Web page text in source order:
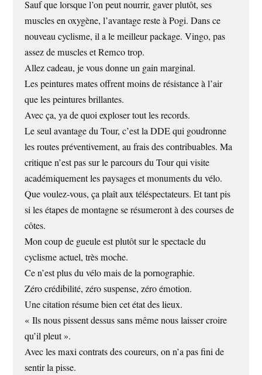
Sauf que lorsque l’on peut nourrir, gaver plutôt, ses
muscles en oxygène, l’avantage reste à Pogi. Dans ce
nouveau cyclisme, il a le meilleur package. Vingo, pas
assez de muscles et Remco trop.
Allez cadeau, je vous donne un gain marginal.
Les peintures mates offrent moins de résistance à l’air
que les peintures brillantes.
Avec ça, ya de quoi exploser tout les records.
Le seul avantage du Tour, c’est la DDE qui goudronne
les routes préventivement, au frais des contribuables. Ma
critique n’est pas sur le parcours du Tour qui visite
académiquement les paysages et monuments du vélo.
Que voulez-vous, ça plaît aux téléspectateurs. Et tant pis
si les étapes de montagne se résumeront à des courses de
côtes.
Mon coup de gueule est plutôt sur le spectacle du
cyclisme actuel, très moche.
Ce n’est plus du vélo mais de la pornographie.
Zéro crédibilité, zéro suspense, zéro émotion.
Une citation résume bien cet état des lieux.
« Ils nous pissent dessus sans même nous laisser croire
qu’il pleut ».
Avec les maxi contrats des coureurs, on n’a pas fini de
sentir la pisse.